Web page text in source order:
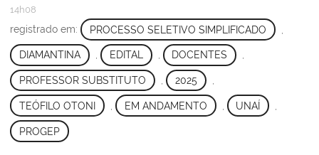
14h08
registrado em: PROCESSO SELETIVO SIMPLIFICADO
DIAMANTINA , EDITAL , DOCENTES ,
PROFESSOR SUBSTITUTO 2025
TEÓFILO OTONI EM ANDAMENTO UNAÍ
PROGEP